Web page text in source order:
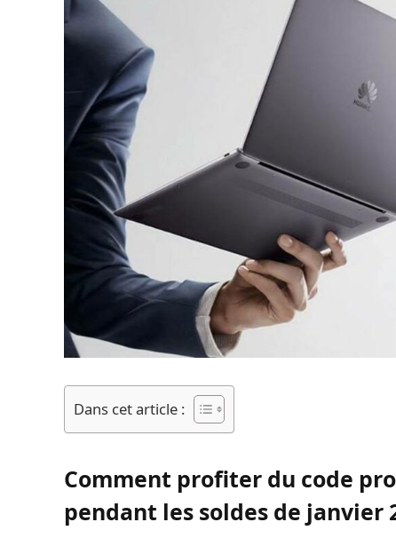
Dans cet article :
Comment profiter du code
pendant les soldes de janvier